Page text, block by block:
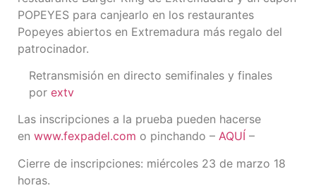
POPEYES para canjearlo en los restaurantes
Popeyes abiertos en Extremadura más regalo del
patrocinador.
Retransmisión en directo semifinales y finales
por extv
Las inscripciones a la prueba pueden hacerse
en www.fexpadel.com o pinchando – AQUÍ –
Cierre de inscripciones: miércoles 23 de marzo 18
horas.